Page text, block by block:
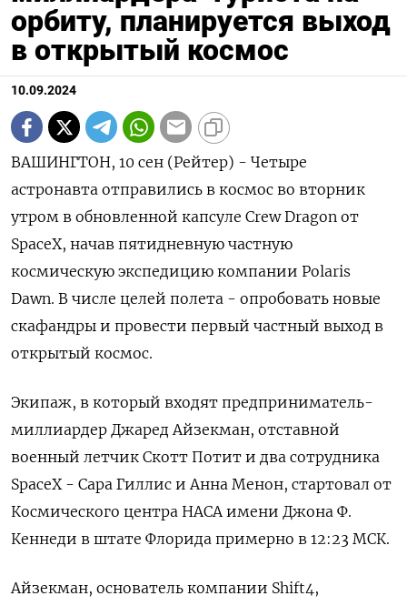
орбиту, планируется выход
в открытый космос
10.09.2024
ВАШИНГТОН, 10 сен (Рейтер) - Четыре
астронавта отправились в космос во вторник
утром в обновленной капсуле Crew Dragon от
SpaceX, начав пятидневную частную
космическую экспедицию компании Polaris
Dawn. В числе целей полета - опробовать новые
скафандры и провести первый частный выход в
открытый космос.
Экипаж, в который входят предприниматель-
миллиардер Джаред Айзекман, отставной
военный летчик Скотт Потит и два сотрудника
SpaceX - Сара Гиллис и Анна Менон, стартовал от
Космического центра НАСА имени Джона Ф.
Кеннеди в штате Флорида примерно в 12:23 МСК.
Айзекман, основатель компании Shift4,